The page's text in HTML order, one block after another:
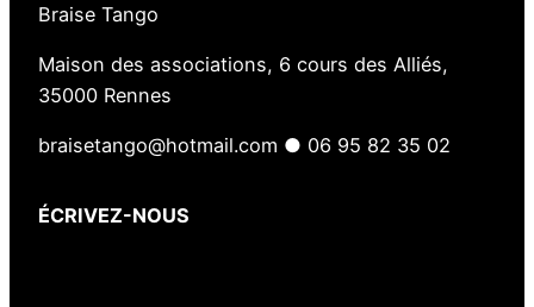
Braise Tango
Maison des associations, 6 cours des Alliés,
35000 Rennes
braisetango@hotmail.com ● 06 95 82 35 02
ÉCRIVEZ-NOUS